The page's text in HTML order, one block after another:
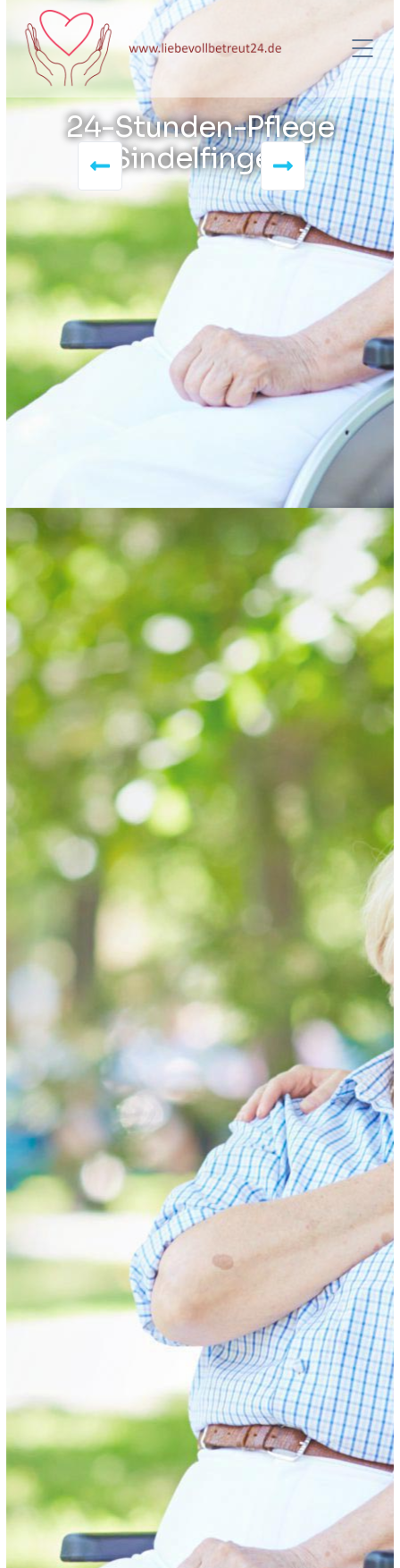
24-Stunden-Pflege
Sindelfingen